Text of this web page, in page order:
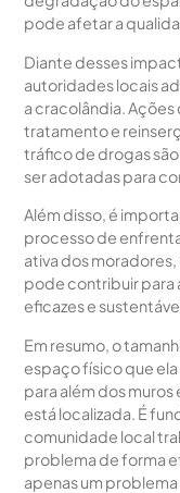
pode afetar a
Diante desses
autoridades locais
a cracolândia.
tratamento e
tráfico de drogas
ser adotadas para
Além disso, é
processo de
ativa dos
pode contribuir para
eficazes e
Em resumo, o
espaço físico que
para além dos
está localizada. É
comunidade local
problema de forma
apenas um